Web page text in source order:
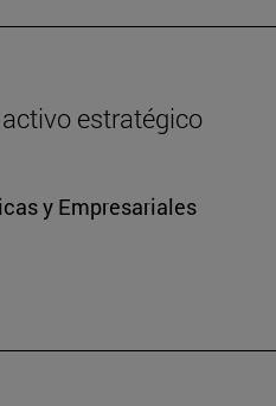
estratégico
y Empresariales